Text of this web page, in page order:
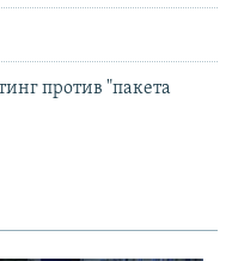
против "пакета